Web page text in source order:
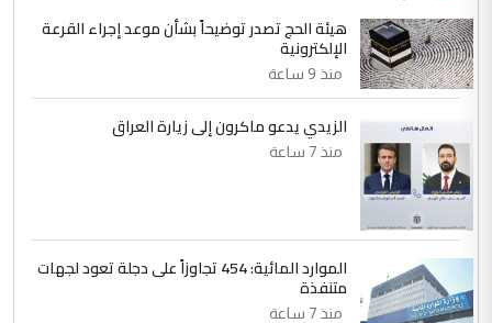
هيئة الحج تصدر توضيحاً بشأن موعد إجراء القرعة
الإلكترونية
منذ 9 ساعة
الزيدي يدعو ماكرون إلى زيارة العراق
منذ 7 ساعة
الموارد المائية: 454 تجاوزاً على دجلة تعود لجهات
متنفذة
منذ 7 ساعة